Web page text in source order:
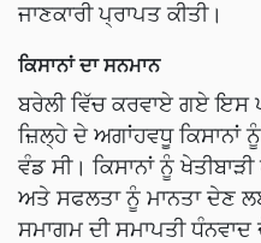
ਜਾਣਕਾਰੀ ਪ੍ਰਾਪਤ ਕੀਤੀ।
ਕਿਸਾਨਾਂ ਦਾ ਸਨਮਾਨ
ਬਰੇਲੀ ਵਿੱਚ ਕਰਵਾਏ ਗਏ
ਜ਼ਿਲ੍ਹੇ ਦੇ ਅਗਾਂਹਵਧੂ ਕਿਸਾਨਾਂ
ਵੰਡ ਸੀ। ਕਿਸਾਨਾਂ ਨੂੰ
ਅਤੇ ਸਫਲਤਾ ਨੂੰ ਮਾਨਤਾ ਦੇਣ
ਸਮਾਗਮ ਦੀ ਸਮਾਪਤੀ